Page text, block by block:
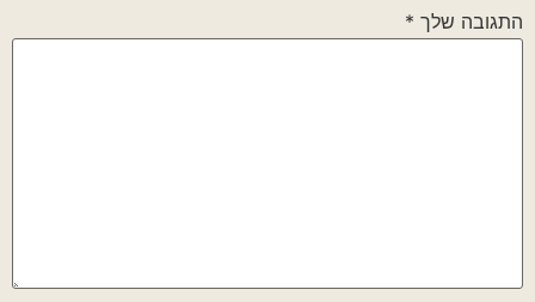
התגובה שלך *